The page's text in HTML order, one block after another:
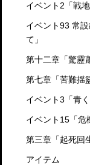
イベント2「戦地
イベント93 常
て」
第十二章「驚靂
第七章「苦難揺
イベント3「青く
イベント15「危
第三章「起死回
アイテム